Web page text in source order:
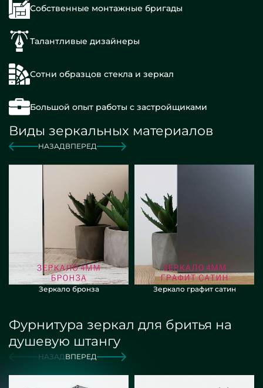
Собственные монтажные бригады
Талантливые дизайнеры
Сотни образцов стекла и зеркал
Большой опыт работы с застройщиками
Виды зеркальных материалов
НАЗАДВПЕРЕД
Зеркало бронза Зеркало графит сатин
Фурнитура зеркал для бритья на
душевую штангу
НАЗАДВПЕРЕД